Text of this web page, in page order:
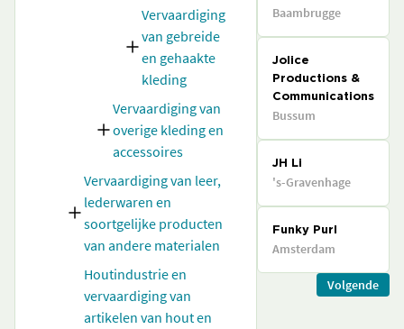
Vervaardiging
van gebreide
en gehaakte
kleding
Vervaardiging van
overige kleding en
accessoires
Vervaardiging van leer,
lederwaren en
soortgelijke producten
van andere materialen
Houtindustrie en
vervaardiging van
artikelen van hout en
Baambrugge
Jolice
Productions &
Communications
Bussum
JH Li
's-Gravenhage
Funky Purl
Amsterdam
Volgende